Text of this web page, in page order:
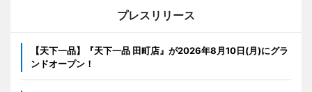
プレスリリース
【天下一品】『天下一品 田町店』が2026年8月10日(月)にグラ
ンドオープン！